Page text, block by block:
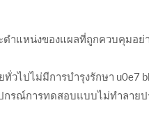
ำแหน่งของแผลที่ถูกควบคุมอย่
ไปไม่มีการบำรุงรักษา u0e7
รณ์การทดสอบแบบไม่ทำลายป